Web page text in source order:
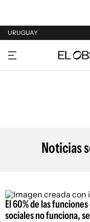
URUGUAY
URUGUAY
ARGENTINA
Noticias
El 60% de las
sociales no funciona,